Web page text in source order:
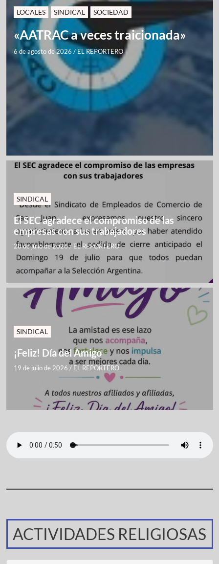
LOCALES SINDICAL SOCIEDAD
«AATRAC a veces traicionada»
6 de agosto de 2026 / EL REPORTERO
SINDICAL
El SEC agradece el compromiso de las
empresas con sus trabajadores
28 de julio de 2026/ EL REPORTERO
SINDICAL
¡Feliz! Día del Amigo
19 de julio de 2026 / EL REPORTERO
ACTIVIDADES RELIGIOSAS